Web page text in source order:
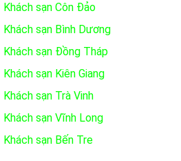
Khách sạn Côn Đảo
Khách sạn Bình Dương
Khách sạn Đồng Tháp
Khách sạn Kiên Giang
Khách sạn Trà Vinh
Khách sạn Vĩnh Long
Khách sạn Bến Tre